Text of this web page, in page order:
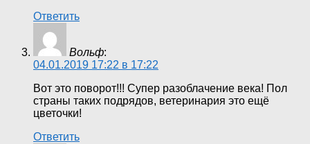
Ответить
Вольф:
04.01.2019 17:22 в 17:22
Вот это поворот!!! Супер разоблачение века! Пол
страны таких подрядов, ветеринария это ещё
цветочки!
Ответить